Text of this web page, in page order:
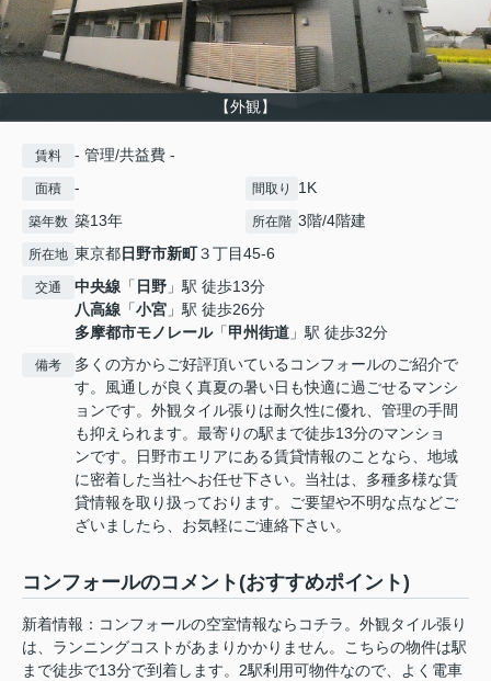
【外観】
賃料 - 管理/共益費 -
面積 - 間取り 1K
築年数 築13年 所在階 3階/4階建
所在地 東京都日野市新町３丁目45-6
交通 中央線 「 日野 」駅 徒歩13分
八高線 「小宮 」駅 徒歩26分
多摩都市モノレール「甲州街道 」駅 徒歩32分
備考
多くの方からご好評頂いているコンフォールのご紹介で
す。風通しが良く真夏の暑い日も快適に過ごせるマンシ
ョンです。外観タイル張りは耐久性に優れ、管理の手間
も抑えられます。最寄りの駅まで徒歩13分のマンショ
ンです。日野市エリアにある賃貸情報のことなら、地域
に密着した当社へお任せ下さい。当社は、多種多様な賃
貸情報を取り扱っております。ご要望や不明な点などご
ざいましたら、お気軽にご連絡下さい。
コンフォールのコメント(おすすめポイント)
新着情報：コンフォールの空室情報ならコチラ。外観タイル張り
は、ランニングコストがあまりかかりません。こちらの物件は駅
まで徒歩で13分で到着します。2駅利用可物件なので、よく電車